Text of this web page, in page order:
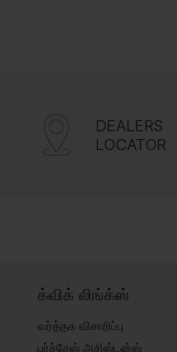
DEALERS
LOCATOR
க்விக் லிங்க்ஸ்
வர்த்தக விசாரிப்பு
பர்ச்சேஸ் அசிஸ்டன்ஸ்